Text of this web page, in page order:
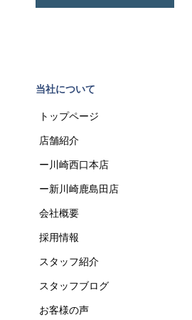
当社について
トップページ
店舗紹介
ー川崎西口本店
ー新川崎鹿島田店
会社概要
採用情報
スタッフ紹介
スタッフブログ
お客様の声